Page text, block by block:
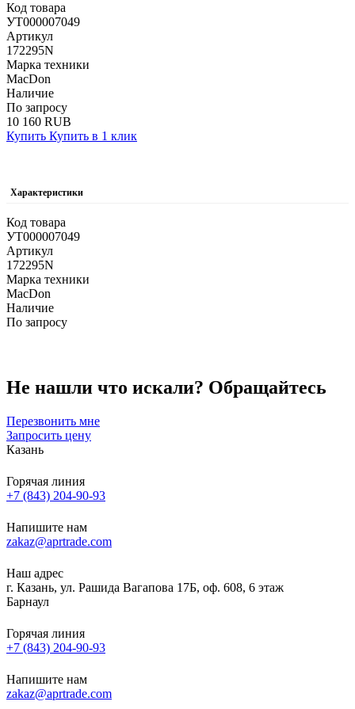
Код товара
УТ000007049
Артикул
172295N
Марка техники
MacDon
Наличие
По запросу
10 160 RUB
Купить Купить в 1 клик
Характеристики
Код товара
УТ000007049
Артикул
172295N
Марка техники
MacDon
Наличие
По запросу
Не нашли что искали? Обращайтесь
Перезвонить мне
Запросить цену
Казань
Горячая линия
+7 (843) 204-90-93
Напишите нам
zakaz@aprtrade.com
Наш адрес
г. Казань, ул. Рашида Вагапова 17Б, оф. 608, 6 этаж
Барнаул
Горячая линия
+7 (843) 204-90-93
Напишите нам
zakaz@aprtrade.com